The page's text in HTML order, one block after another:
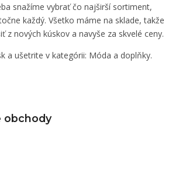
snažíme vybrať čo najširší sortiment,
každý. Všetko máme na sklade, takže
z nových kúskov a navyše za skvelé ceny.
a ušetrite v kategórii: Móda a doplňky.
obchody